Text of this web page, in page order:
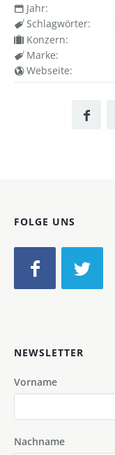
Jahr:
Schlagwörter:
Konzern:
Marke:
Webseite:
FOLGE UNS
NEWSLETTER
Vorname
Nachname